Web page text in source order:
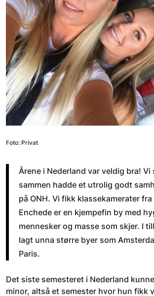
Foto: Privat
Årene i Nederland var veldig bra! Vi
sammen hadde et utrolig godt
på ONH. Vi fikk klassekamerater
Enchede er en kjempefin by med
mennesker og masse som skjer. I
lagt unna større byer som
Paris.
Det siste semesteret i Nederland
minor, altså et semester hvor hun fikk